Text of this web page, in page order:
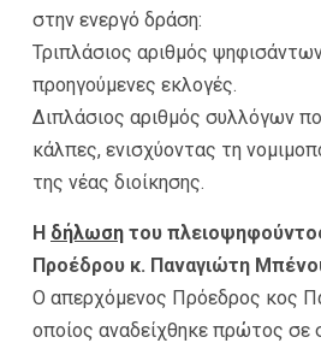
στην ενεργό δράση:
Τριπλάσιος αριθμός
προηγούμενες εκλογές.
Διπλάσιος αριθμός συλλόγων
κάλπες, ενισχύοντας τη
της νέας διοίκησης.
Η δήλωση του
Προέδρου κ. Παναγιώτη
Ο απερχόμενος Πρόεδρος κος
οποίος αναδείχθηκε πρώτος σε